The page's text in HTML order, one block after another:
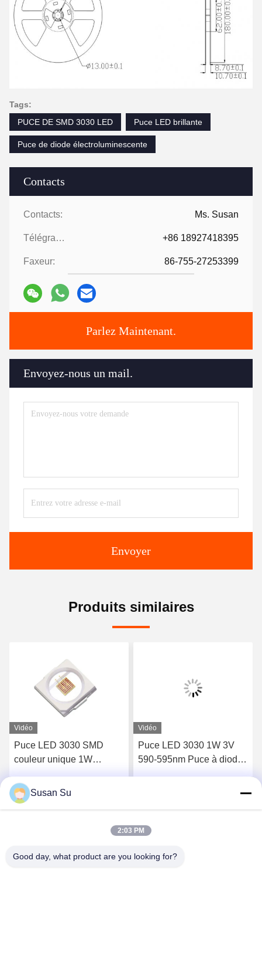
Contacts
Contacts: Ms. Susan
Télégramme: +86 18927418395
Faxeur: 86-755-27253399
Parlez Maintenant.
Envoyez-nous un mail.
Envoyer
Tags:
PUCE DE SMD 3030 LED
Puce LED brillante
Puce de diode électroluminescente
Produits similaires
Vidéo
Puce LED 3030 SMD
couleur unique 1W
Vidéo
Puce LED 3030 1W 3V
590-595nm Puce à diode
Susan Su
2:03 PM
Good day, what product are you looking for?